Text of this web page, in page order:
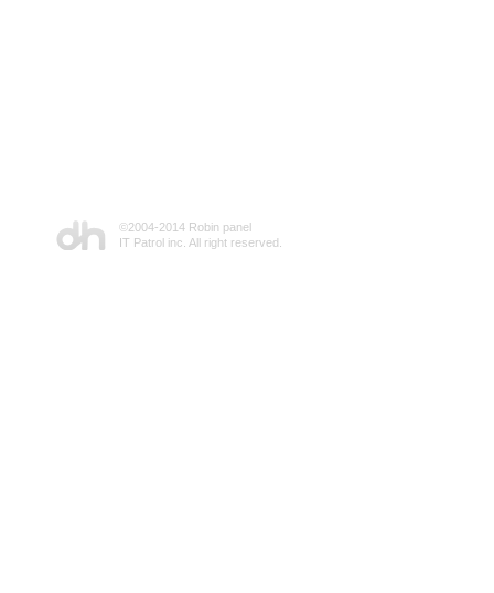
©2004-2014 Robin panel
IT Patrol inc. All right reserved.